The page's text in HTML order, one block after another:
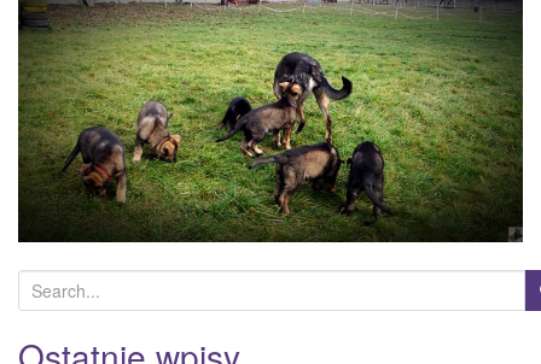
g
a
t
i
o
n
e
a